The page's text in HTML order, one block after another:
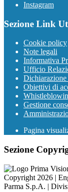
Instagram
Sezione Link
Cookie policy
Note legali
Informativa
Ufficio
Obiettivi di
Gestione
Pagina
Sezione
Copyright 2026 |
Parma S.p.A. |